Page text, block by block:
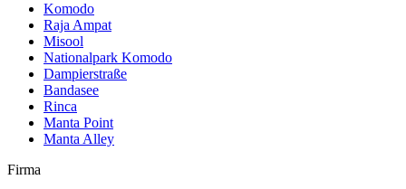
Komodo
Raja Ampat
Misool
Nationalpark Komodo
Dampierstraße
Bandasee
Rinca
Manta Point
Manta Alley
Firma